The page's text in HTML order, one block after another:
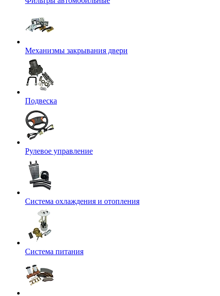
Механизмы закрывания двери
Подвеска
Рулевое управление
Система охлаждения и отопления
Система питания